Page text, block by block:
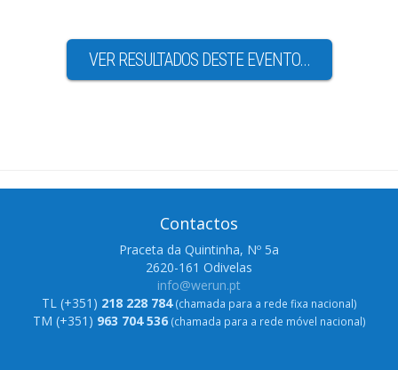
VER RESULTADOS DESTE EVENTO...
Contactos
Praceta da Quintinha, Nº 5a
2620-161 Odivelas
info@werun.pt
TL (+351) 218 228 784(chamada para a rede fixa nacional)
TM (+351) 963 704 536(chamada para a rede móvel nacional)